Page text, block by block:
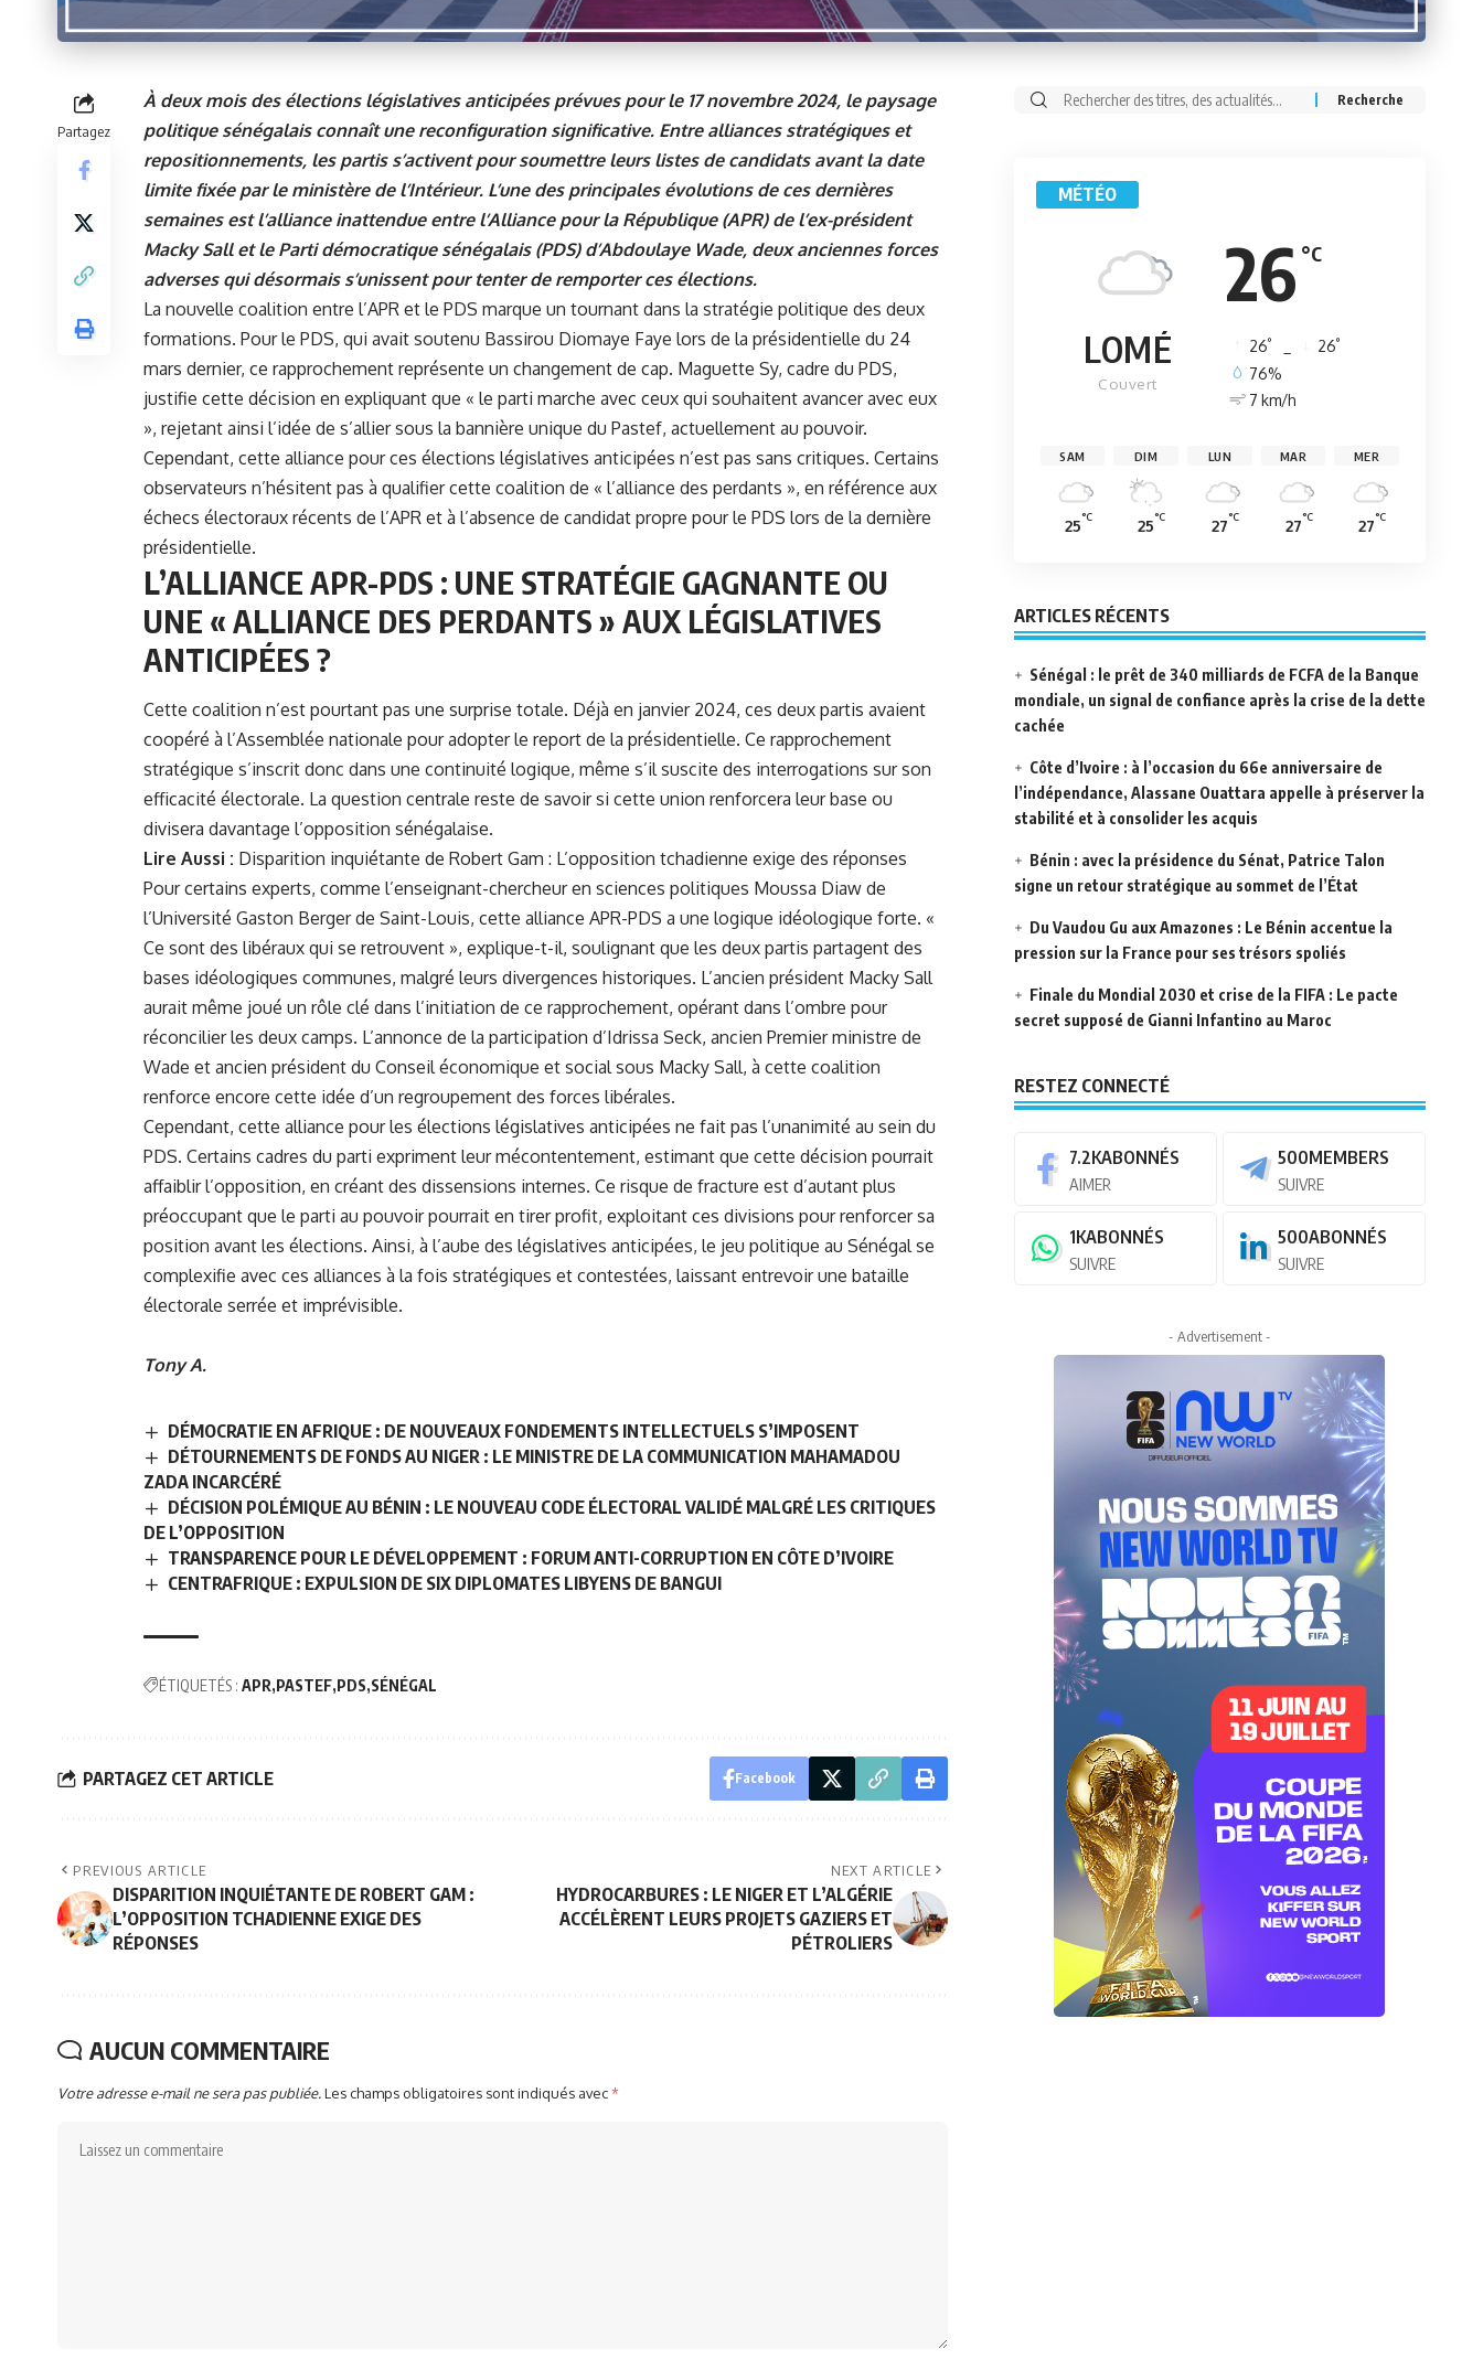
Partagez
À deux mois des élections législatives anticipées prévues pour le 17 novembre 2024, le paysage
politique sénégalais connaît une reconfiguration significative. Entre alliances stratégiques et
repositionnements, les partis s’activent pour soumettre leurs listes de candidats avant la date
limite fixée par le ministère de l’Intérieur. L’une des principales évolutions de ces dernières
semaines est l’alliance inattendue entre l’Alliance pour la République (APR) de l’ex-président
Macky Sall et le Parti démocratique sénégalais (PDS) d’Abdoulaye Wade, deux anciennes forces
adverses qui désormais s’unissent pour tenter de remporter ces élections.
La nouvelle coalition entre l’APR et le PDS marque un tournant dans la stratégie politique des deux
formations. Pour le PDS, qui avait soutenu Bassirou Diomaye Faye lors de la présidentielle du 24
mars dernier, ce rapprochement représente un changement de cap. Maguette Sy, cadre du PDS,
justifie cette décision en expliquant que « le parti marche avec ceux qui souhaitent avancer avec eux
», rejetant ainsi l’idée de s’allier sous la bannière unique du Pastef, actuellement au pouvoir.
Cependant, cette alliance pour ces élections législatives anticipées n’est pas sans critiques. Certains
observateurs n’hésitent pas à qualifier cette coalition de « l’alliance des perdants », en référence aux
échecs électoraux récents de l’APR et à l’absence de candidat propre pour le PDS lors de la dernière
présidentielle.
L’ALLIANCE APR-PDS : UNE STRATÉGIE GAGNANTE OU
UNE « ALLIANCE DES PERDANTS » AUX LÉGISLATIVES
ANTICIPÉES ?
Cette coalition n’est pourtant pas une surprise totale. Déjà en janvier 2024, ces deux partis avaient
coopéré à l’Assemblée nationale pour adopter le report de la présidentielle. Ce rapprochement
stratégique s’inscrit donc dans une continuité logique, même s’il suscite des interrogations sur son
efficacité électorale. La question centrale reste de savoir si cette union renforcera leur base ou
divisera davantage l’opposition sénégalaise.
Lire Aussi : Disparition inquiétante de Robert Gam : L’opposition tchadienne exige des réponses
Pour certains experts, comme l’enseignant-chercheur en sciences politiques Moussa Diaw de
l’Université Gaston Berger de Saint-Louis, cette alliance APR-PDS a une logique idéologique forte. «
Ce sont des libéraux qui se retrouvent », explique-t-il, soulignant que les deux partis partagent des
bases idéologiques communes, malgré leurs divergences historiques. L’ancien président Macky Sall
aurait même joué un rôle clé dans l’initiation de ce rapprochement, opérant dans l’ombre pour
réconcilier les deux camps. L’annonce de la participation d’Idrissa Seck, ancien Premier ministre de
Wade et ancien président du Conseil économique et social sous Macky Sall, à cette coalition
renforce encore cette idée d’un regroupement des forces libérales.
Cependant, cette alliance pour les élections législatives anticipées ne fait pas l’unanimité au sein du
PDS. Certains cadres du parti expriment leur mécontentement, estimant que cette décision pourrait
affaiblir l’opposition, en créant des dissensions internes. Ce risque de fracture est d’autant plus
préoccupant que le parti au pouvoir pourrait en tirer profit, exploitant ces divisions pour renforcer sa
position avant les élections. Ainsi, à l’aube des législatives anticipées, le jeu politique au Sénégal se
complexifie avec ces alliances à la fois stratégiques et contestées, laissant entrevoir une bataille
électorale serrée et imprévisible.
Tony A.
DÉMOCRATIE EN AFRIQUE : DE NOUVEAUX FONDEMENTS INTELLECTUELS S’IMPOSENT
DÉTOURNEMENTS DE FONDS AU NIGER : LE MINISTRE DE LA COMMUNICATION MAHAMADOU
ZADA INCARCÉRÉ
DÉCISION POLÉMIQUE AU BÉNIN : LE NOUVEAU CODE ÉLECTORAL VALIDÉ MALGRÉ LES CRITIQUES
DE L’OPPOSITION
TRANSPARENCE POUR LE DÉVELOPPEMENT : FORUM ANTI-CORRUPTION EN CÔTE D’IVOIRE
CENTRAFRIQUE : EXPULSION DE SIX DIPLOMATES LIBYENS DE BANGUI
ÉTIQUETÉS : APR PASTEF PDS SÉNÉGAL
PARTAGEZ CET ARTICLE Facebook
PREVIOUS ARTICLE
DISPARITION INQUIÉTANTE DE ROBERT GAM :
L’OPPOSITION TCHADIENNE EXIGE DES
RÉPONSES
NEXT ARTICLE
HYDROCARBURES : LE NIGER ET L’ALGÉRIE
ACCÉLÈRENT LEURS PROJETS GAZIERS ET
PÉTROLIERS
AUCUN COMMENTAIRE
Votre adresse e-mail ne sera pas publiée.Les champs obligatoires sont indiqués avec*
Rechercher:
MÉTÉO
26 °C
LOMÉ
Couvert
26° 26°
76%
7 km/h
SAM
25°C
DIM
25°C
LUN
27°C
MAR
27°C
MER
27°C
ARTICLES RÉCENTS
Sénégal : le prêt de 340 milliards de FCFA de la Banque
mondiale, un signal de confiance après la crise de la dette
cachée
Côte d’Ivoire : à l’occasion du 66e anniversaire de
l’indépendance, Alassane Ouattara appelle à préserver la
stabilité et à consolider les acquis
Bénin : avec la présidence du Sénat, Patrice Talon
signe un retour stratégique au sommet de l’État
Du Vaudou Gu aux Amazones : Le Bénin accentue la
pression sur la France pour ses trésors spoliés
Finale du Mondial 2030 et crise de la FIFA : Le pacte
secret supposé de Gianni Infantino au Maroc
RESTEZ CONNECTÉ
7.2KABONNÉS
AIMER
500MEMBERS
SUIVRE
1KABONNÉS
SUIVRE
500ABONNÉS
SUIVRE
- Advertisement -